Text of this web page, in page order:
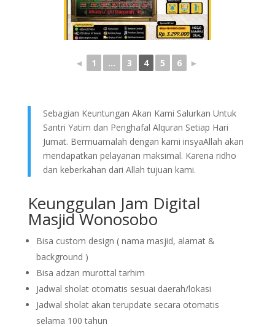
◄ 1 ... 3 4 5 6 ►
Sebagian Keuntungan Akan Kami Salurkan Untuk
Santri Yatim dan Penghafal Alquran Setiap Hari
Jumat. Bermuamalah dengan kami insyaAllah akan
mendapatkan pelayanan maksimal. Karena ridho
dan keberkahan dari Allah tujuan kami.
Keunggulan Jam Digital
Masjid Wonosobo
Bisa custom design ( nama masjid, alamat &
background )
Bisa adzan murottal tarhim
Jadwal sholat otomatis sesuai daerah/lokasi
Jadwal sholat akan terupdate secara otomatis
selama 100 tahun